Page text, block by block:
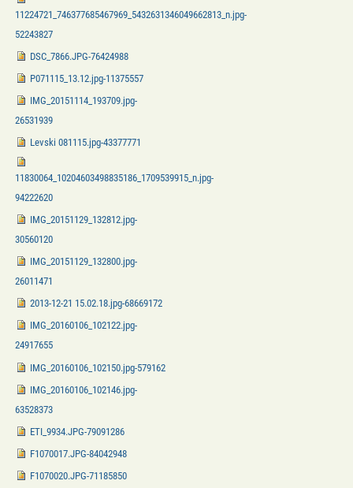
11224721_746377685467969_5432631346049662813_n.jpg-
52243827
DSC_7866.JPG-76424988
P071115_13.12.jpg-11375557
IMG_20151114_193709.jpg-
26531939
Levski 081115.jpg-43377771
11830064_10204603498835186_1709539915_n.jpg-
94222620
IMG_20151129_132812.jpg-
30560120
IMG_20151129_132800.jpg-
26011471
2013-12-21 15.02.18.jpg-68669172
IMG_20160106_102122.jpg-
24917655
IMG_20160106_102150.jpg-579162
IMG_20160106_102146.jpg-
63528373
ETI_9934.JPG-79091286
F1070017.JPG-84042948
F1070020.JPG-71185850